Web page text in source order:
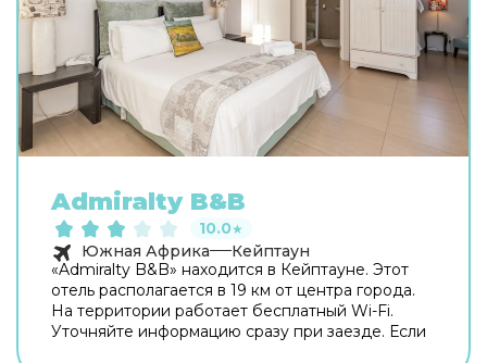
Admiralty B&B
10.0★
Южная Африка
Кейптаун
«Admiralty B&B» находится в Кейптауне. Этот
отель располагается в 19 км от центра города.
На территории работает бесплатный Wi-Fi.
Уточняйте информацию сразу при заезде. Если